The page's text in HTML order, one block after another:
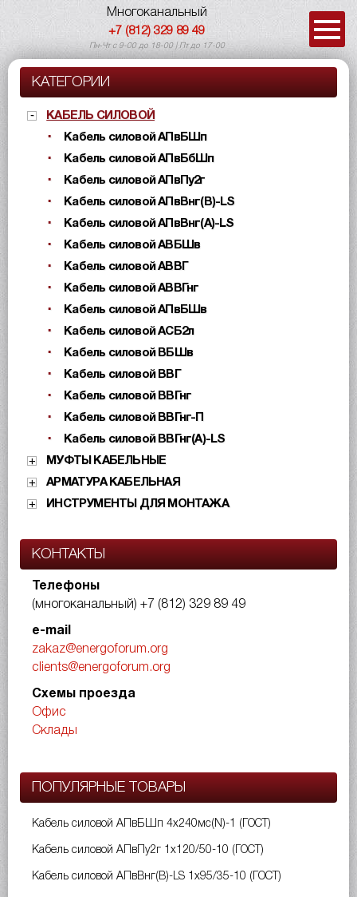
Многоканальный
+7 (812) 329 89 49
Пн-Чт с 9-00 до 18-00 | Пт до 17-00
КАТЕГОРИИ
КАБЕЛЬ СИЛОВОЙ
Кабель силовой АПвБШп
Кабель силовой АПвБбШп
Кабель силовой АПвПу2г
Кабель силовой АПвВнг(B)-LS
Кабель силовой АПвВнг(A)-LS
Кабель силовой АВБШв
Кабель силовой АВВГ
Кабель силовой АВВГнг
Кабель силовой АПвБШв
Кабель силовой АСБ2л
Кабель силовой ВБШв
Кабель силовой ВВГ
Кабель силовой ВВГнг
Кабель силовой ВВГнг-П
Кабель силовой ВВГнг(А)-LS
МУФТЫ КАБЕЛЬНЫЕ
АРМАТУРА КАБЕЛЬНАЯ
ИНСТРУМЕНТЫ ДЛЯ МОНТАЖА
КОНТАКТЫ
Телефоны
(многоканальный) +7 (812) 329 89 49
e-mail
zakaz@energoforum.org
clients@energoforum.org
Схемы проезда
Офис
Склады
ПОПУЛЯРНЫЕ ТОВАРЫ
Кабель силовой АПвБШп 4х240мс(N)-1 (ГОСТ)
Кабель силовой АПвПу2г 1х120/50-10 (ГОСТ)
Кабель силовой АПвВнг(B)-LS 1х95/35-10 (ГОСТ)